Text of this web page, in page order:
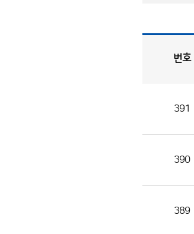
번호
391
390
389